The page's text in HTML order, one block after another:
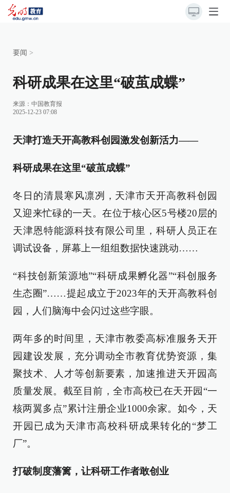
要闻 >
科研成果在这里“破茧成蝶”
来源： 中国教育报
2025-12-23 07:08
天津打造天开高教科创园激发创新活力——
科研成果在这里“破茧成蝶”
冬日的清晨寒风凛冽，天津市天开高教科创园
又迎来忙碌的一天。在位于核心区5号楼20层的
天津恩特能源科技有限公司里，科研人员正在
调试设备，屏幕上一组组数据快速跳动……
“科技创新策源地”“科研成果孵化器”“科创服务
生态圈”……提起成立于2023年的天开高教科创
园，人们脑海中会闪过这些字眼。
两年多的时间里，天津市教委高标准服务天开
园建设发展，充分调动全市教育优势资源，集
聚技术、人才等创新要素，加速推进天开园高
质量发展。截至目前，全市高校已在天开园“一
核两翼多点”累计注册企业1000余家。如今，天
开园已成为天津市高校科研成果转化的“梦工
厂”。
打破制度藩篱，让科研工作者敢创业